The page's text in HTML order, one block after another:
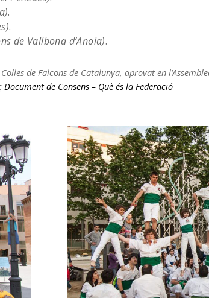
.
.
de Vallbona d’Anoia).
de Falcons de Catalunya, aprovat en
Document de Consens – Què és la Federació